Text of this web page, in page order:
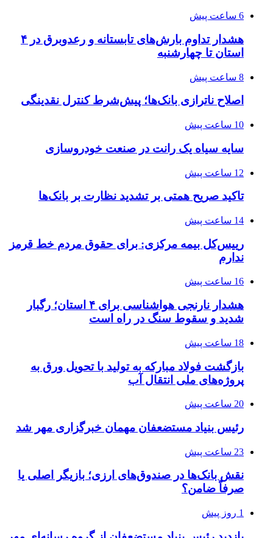
6 ساعت پیش
هشدار تداوم بارش‌های تابستانه و رعدوبرق در ۴
استان تا چهارشنبه
8 ساعت پیش
اصلاح ناترازی بانک‌ها؛ پیش‌شرط کنترل نقدینگی
10 ساعت پیش
سایه سیاه یک رانت در صنعت خودروسازی
12 ساعت پیش
تاکید صریح همتی بر تشدید نظارت بر بانک‌ها
14 ساعت پیش
رییس‌کل بیمه مرکزی: برای حقوق مردم خط قرمز
ندارم
16 ساعت پیش
هشدار نارنجی هواشناسی برای ۴ استان؛ رگبار
شدید و سقوط سنگ در راه است
18 ساعت پیش
بازگشت فولاد مبارکه به تولید با تحویل ورق به
پروژه‌های ملی انتقال آب
20 ساعت پیش
رئیس بنیاد مستضعفان مهمان خبرگزاری مهر شد
23 ساعت پیش
نقش بانک‌ها در صندوق‌های ارزی؛ بازیگر اصلی یا
صرفاً ضامن؟
1 روز پیش